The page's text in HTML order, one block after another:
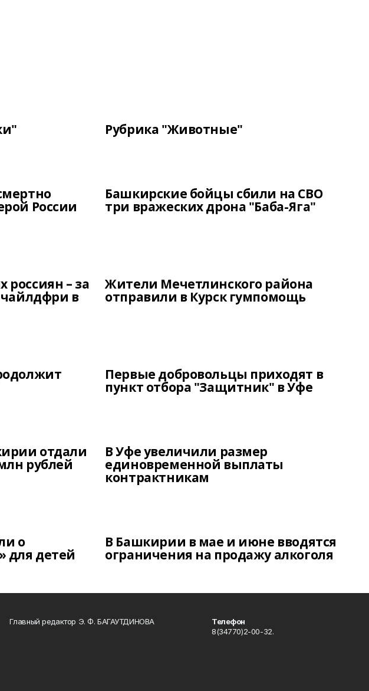
Рубрика "Животные"
России
Башкирские бойцы сбили на СВО
три вражеских дрона "Баба-Яга"
– за
чайлдфри в
Жители Мечетлинского района
отправили в Курск гумпомощь
Первые добровольцы приходят в
пункт отбора "Защитник" в Уфе
отдали
рублей
В Уфе увеличили размер
единовременной выплаты
контрактникам
о
для детей
В Башкирии в мае и июне вводятся
ограничения на продажу алкоголя
Главный редактор Э. Ф. БАГАУТДИНОВА
Телефон
8(34770)2-00-32.